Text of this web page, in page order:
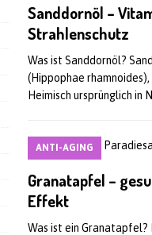
Sanddornöl –
Strahlenschutz
Was ist Sanddornöl?
(Hippophae rhamnoides),
Heimisch ursprünglich in
ANTI-AGING
Granatapfel –
Effekt
Was ist ein